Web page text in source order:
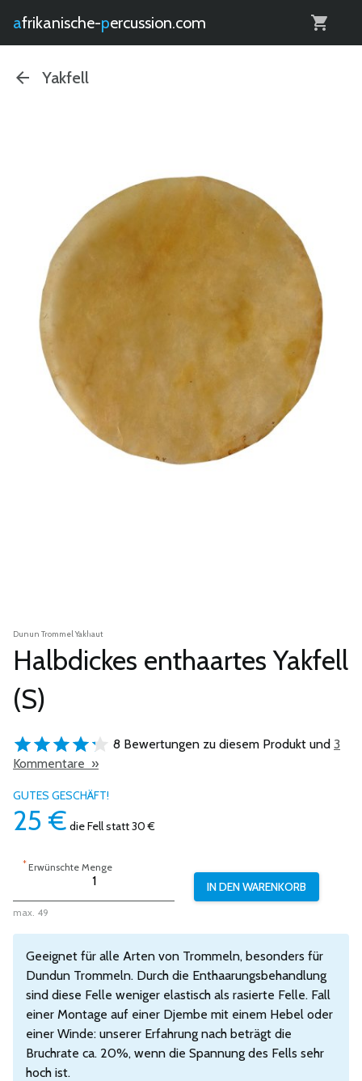
afrikanische- percussion.com
Yakfell
Dunun Trommel Yakhaut
Halbdickes enthaartes Yakfell
(S)
8 Bewertungen zu diesem Produkt und 3
Kommentare »
GUTES GESCHÄFT!
25 € die Fellstatt 30 €
*Erwünschte Menge
max. 49
Geeignet für alle Arten von Trommeln, besonders für
Dundun Trommeln. Durch die Enthaarungsbehandlung
sind diese Felle weniger elastisch als rasierte Felle. Fall
einer Montage auf einer Djembe mit einem Hebel oder
einer Winde: unserer Erfahrung nach beträgt die
Bruchrate ca. 20%, wenn die Spannung des Fells sehr
hoch ist.